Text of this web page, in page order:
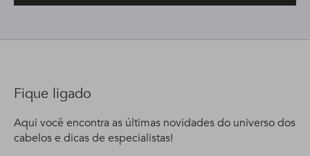
Fique ligado
Aqui você encontra as últimas novidades do universo dos
cabelos e dicas de especialistas!